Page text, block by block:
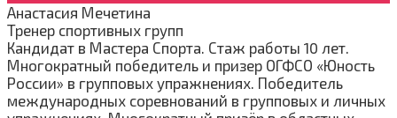
Анастасия Мечетина
Тренер спортивных групп
Кандидат в Мастера Спорта. Стаж работы 10 лет.
Многократный победитель и призер ОГФСО «Юность
России» в групповых упражнениях. Победитель
международных соревнований в групповых и личных